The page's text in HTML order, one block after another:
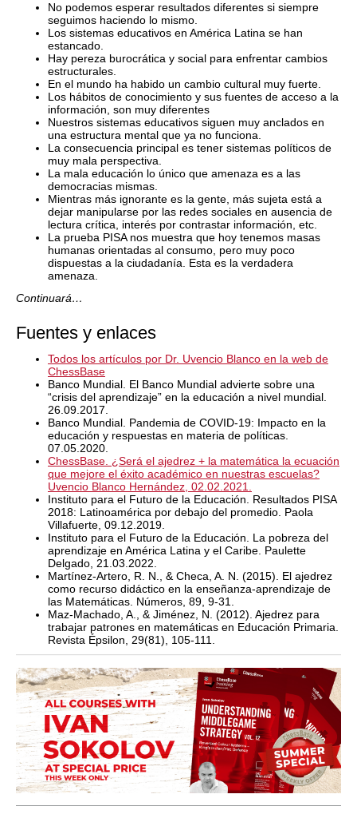
No podemos esperar resultados diferentes si siempre
seguimos haciendo lo mismo.
Los sistemas educativos en América Latina se han
estancado.
Hay pereza burocrática y social para enfrentar cambios
estructurales.
En el mundo ha habido un cambio cultural muy fuerte.
Los hábitos de conocimiento y sus fuentes de acceso a la
información, son muy diferentes
Nuestros sistemas educativos siguen muy anclados en
una estructura mental que ya no funciona.
La consecuencia principal es tener sistemas políticos de
muy mala perspectiva.
La mala educación lo único que amenaza es a las
democracias mismas.
Mientras más ignorante es la gente, más sujeta está a
dejar manipularse por las redes sociales en ausencia de
lectura crítica, interés por contrastar información, etc.
La prueba PISA nos muestra que hoy tenemos masas
humanas orientadas al consumo, pero muy poco
dispuestas a la ciudadanía. Esta es la verdadera
amenaza.
Continuará…
Fuentes y enlaces
Todos los artículos por Dr. Uvencio Blanco en la web de
ChessBase
Banco Mundial. El Banco Mundial advierte sobre una
“crisis del aprendizaje” en la educación a nivel mundial.
26.09.2017.
Banco Mundial. Pandemia de COVID-19: Impacto en la
educación y respuestas en materia de políticas.
07.05.2020.
ChessBase. ¿Será el ajedrez + la matemática la ecuación
que mejore el éxito académico en nuestras escuelas?
Uvencio Blanco Hernández, 02.02.2021.
Instituto para el Futuro de la Educación. Resultados PISA
2018: Latinoamérica por debajo del promedio. Paola
Villafuerte, 09.12.2019.
Instituto para el Futuro de la Educación. La pobreza del
aprendizaje en América Latina y el Caribe. Paulette
Delgado, 21.03.2022.
Martínez-Artero, R. N., & Checa, A. N. (2015). El ajedrez
como recurso didáctico en la enseñanza-aprendizaje de
las Matemáticas. Números, 89, 9-31.
Maz-Machado, A., & Jiménez, N. (2012). Ajedrez para
trabajar patrones en matemáticas en Educación Primaria.
Revista Épsilon, 29(81), 105-111.